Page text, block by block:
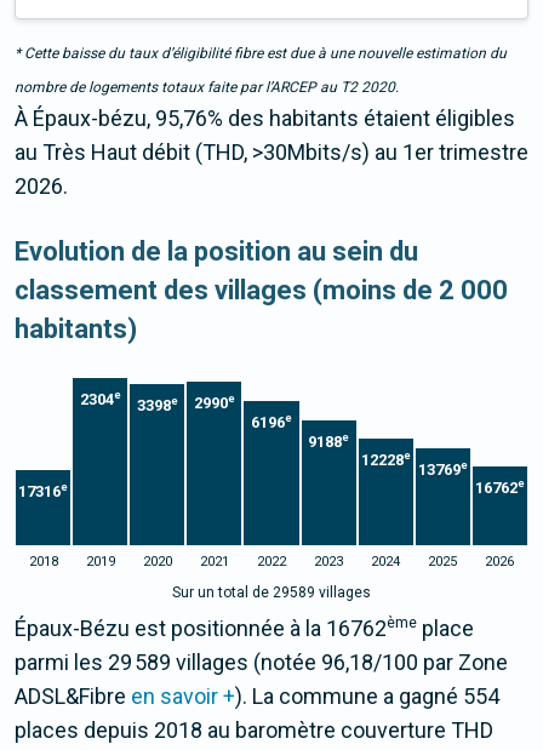
* Cette baisse du taux d’éligibilité fibre est due à une nouvelle estimation du
nombre de logements totaux faite par l’ARCEP au T2 2020.
À Épaux-bézu, 95,76% des habitants étaient éligibles
au Très Haut débit (THD, >30Mbits/s) au 1er trimestre
2026.
Evolution de la position au sein du
classement des villages (moins de 2 000
habitants)
17316e
2304e
3398e 2990e
6196e
9188e
12228e
13769e
16762e
2018 2019 2020 2021 2022 2023 2024 2025 2026
Sur un total de 29589 villages
Épaux-Bézu est positionnée à la 16762ème place
parmi les 29 589 villages (notée 96,18/100 par Zone
ADSL&Fibre en savoir +). La commune a gagné 554
places depuis 2018 au baromètre couverture THD